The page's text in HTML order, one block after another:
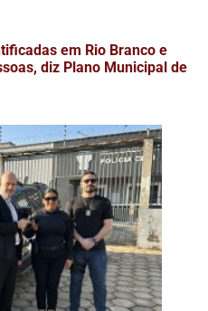
em Rio Branco e
diz Plano Municipal de